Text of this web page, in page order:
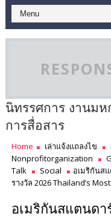
นิทรรศการ งานมห
การสื่อสาร
Home เล่าแจ้งแถลงไข
Nonprofitorganization
Talk
Social
อเมริกันส
รางวัล 2026 Thailand’s
อเมริกันสแตนด